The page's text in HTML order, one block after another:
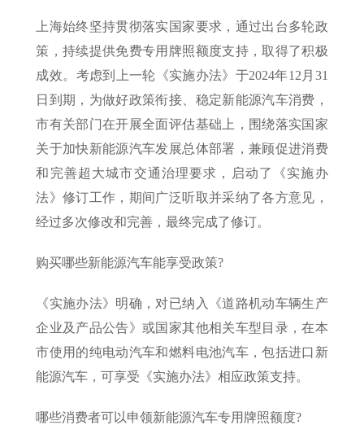
上海始终坚持贯彻落实国家要求，通过出台多轮政
策，持续提供免费专用牌照额度支持，取得了积极
成效。考虑到上一轮《实施办法》于2024年12月31
日到期，为做好政策衔接、稳定新能源汽车消费，
市有关部门在开展全面评估基础上，围绕落实国家
关于加快新能源汽车发展总体部署，兼顾促进消费
和完善超大城市交通治理要求，启动了《实施办
法》修订工作，期间广泛听取并采纳了各方意见，
经过多次修改和完善，最终完成了修订。
购买哪些新能源汽车能享受政策?
《实施办法》明确，对已纳入《道路机动车辆生产
企业及产品公告》或国家其他相关车型目录，在本
市使用的纯电动汽车和燃料电池汽车，包括进口新
能源汽车，可享受《实施办法》相应政策支持。
哪些消费者可以申领新能源汽车专用牌照额度?